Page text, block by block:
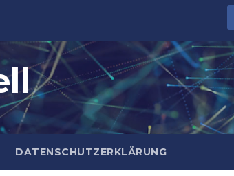
DATENSCHUTZERKLÄRUNG